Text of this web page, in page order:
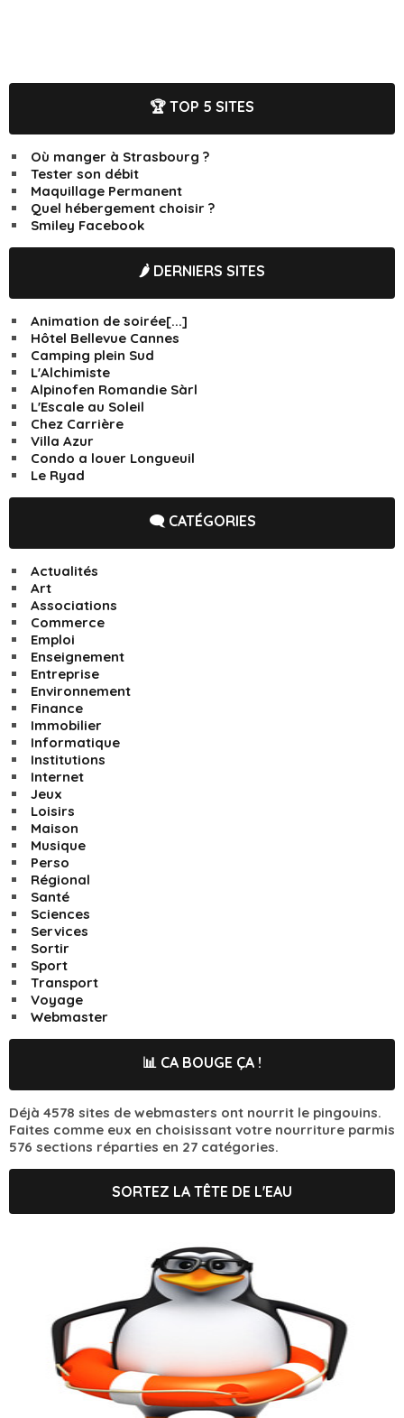
🏆 TOP 5 SITES
Où manger à Strasbourg ?
Tester son débit
Maquillage Permanent
Quel hébergement choisir ?
Smiley Facebook
🌶️ DERNIERS SITES
Animation de soirée[...]
Hôtel Bellevue Cannes
Camping plein Sud
L'Alchimiste
Alpinofen Romandie Sàrl
L'Escale au Soleil
Chez Carrière
Villa Azur
Condo a louer Longueuil
Le Ryad
🗨️ CATÉGORIES
Actualités
Art
Associations
Commerce
Emploi
Enseignement
Entreprise
Environnement
Finance
Immobilier
Informatique
Institutions
Internet
Jeux
Loisirs
Maison
Musique
Perso
Régional
Santé
Sciences
Services
Sortir
Sport
Transport
Voyage
Webmaster
📊 CA BOUGE ÇA !
Déjà 4578 sites de webmasters ont nourrit le pingouins.
Faites comme eux en choisissant votre nourriture parmis
576 sections réparties en 27 catégories.
SORTEZ LA TÊTE DE L'EAU